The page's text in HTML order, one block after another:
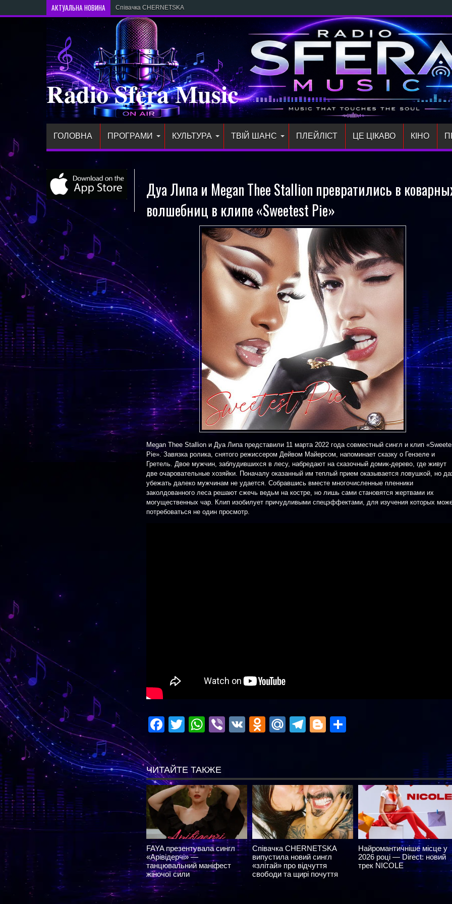
АКТУАЛЬНА НОВИНА Співачка CHERNETSKA випустила новий сингл «злітай» про
Radio Sfera Music
ГОЛОВНА ПРОГРАМИ КУЛЬТУРА ТВІЙ ШАНС ПЛЕЙЛIСТ ЦЕ ЦІКАВО КІНО
Дуа Липа и Megan Thee Stallion превратились в
волшебниц в клипе «Sweetest Pie»
Megan Thee Stallion и Дуа Липа представили 11 марта 2022 года совместный сингл и клип
Pie». Завязка ролика, снятого режиссером Дейвом Майерсом, напоминает сказку о Гензеле и
Гретель. Двое мужчин, заблудившихся в лесу, набредают на сказочный домик-дерево, где живут
две очаровательные хозяйки. Поначалу оказанный им теплый прием оказывается ловушкой, но
убежать далеко мужчинам не удается. Собравшись вместе многочисленные пленники
заколдованного леса решают сжечь ведьм на костре, но лишь сами становятся жертвами их
могущественных чар. Клип изобилует причудливыми спецэффектами, для изучения которых
потребоваться не один просмотр.
Facebook
TwitterWhatsApp
Viber
VK Odnoklassniki
Mail.Ru
Telegram
Blogger
ЧИТАЙТЕ ТАКЖЕ
FAYA презентувала сингл
«Арівідерчі» —
танцювальний маніфест
жіночої сили
Співачка CHERNETSKA
випустила новий сингл
«злітай» про відчуття
свободи та щирі почуття
Найромантичніше місце у
2026 році — Direct: новий
трек NICOLE